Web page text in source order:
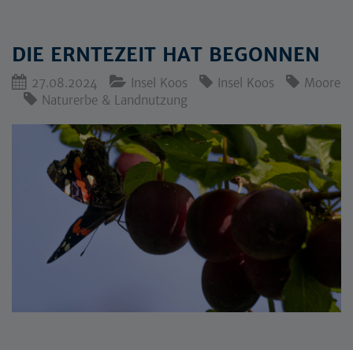
DIE ERNTEZEIT HAT BEGONNEN
27.08.2024 Insel Koos Insel Koos
Moore
Naturerbe & Landnutzung